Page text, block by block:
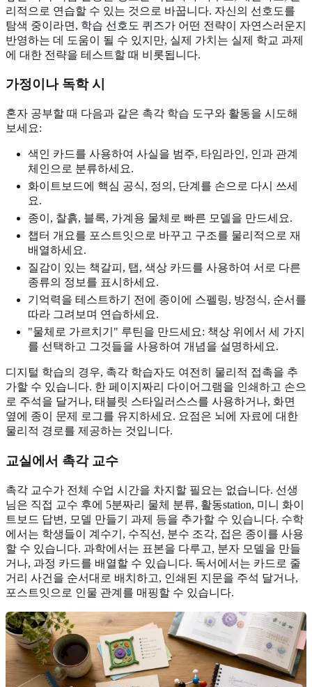
리적으로 연습할 수 있는 것으로 바꿉니다. 자신의 선호도를
탐색 중이라면, 학습 선호도 퀴즈가 어떤 전략이 자연스러운지
반영하는 데 도움이 될 수 있지만, 실제 가치는 실제 학교 과제
에 대한 전략을 테스트할 때 비롯됩니다.
가정이나 독학 시
혼자 공부할 때 다음과 같은 촉각 학습 도구와 활동을 시도해
보세요:
색인 카드를 사용하여 사실을 범주, 타임라인, 인과 관계
체인으로 분류하세요.
화이트보드에 핵심 공식, 정의, 단계를 손으로 다시 쓰세
요.
종이, 찰흙, 블록, 가계용 물체로 빠른 모델을 만드세요.
챕터 개요를 포스트잇으로 바꾸고 구조를 물리적으로 재
배열하세요.
질감이 있는 책갈피, 탭, 색상 카드를 사용하여 서로 다른
종류의 정보를 표시하세요.
기억력을 테스트하기 전에 종이에 스펠링, 방정식, 순서를
따라 그려보며 연습하세요.
"물체로 가르치기" 루틴을 만드세요: 책상 위에서 세 가지
를 선택하고 그것들을 사용하여 개념을 설명하세요.
디지털 학습의 경우, 촉각 학습자도 여전히 물리적 접촉을 추
가할 수 있습니다. 한 페이지짜리 다이어그램을 인쇄하고 손으
로 주석을 달거나, 태블릿 스타일러스스를 사용하거나, 화면
옆에 종이 문제 로그를 유지하세요. 요점은 뇌에 자료에 대한
물리적 경로를 제공하는 것입니다.
교실에서 촉각 교수
촉각 교수가 전체 수업 시간을 차지할 필요는 없습니다. 선생
님은 직접 교수 후에 5분짜리 물체 분류, 활동station, 미니 화이
트보드 답변, 모델 만들기 과제 등을 추가할 수 있습니다. 수학
에서는 학생들이 계수기, 수직선, 분수 조각, 접은 종이를 사용
할 수 있습니다. 과학에서는 표본을 다루고, 분자 모델을 만들
거나, 과정 카드를 배열할 수 있습니다. 독서에서는 카드로 줄
거리 사건을 순서대로 배치하고, 인쇄된 지문을 주석 달거나,
포스트잇으로 인물 관계를 매핑할 수 있습니다.